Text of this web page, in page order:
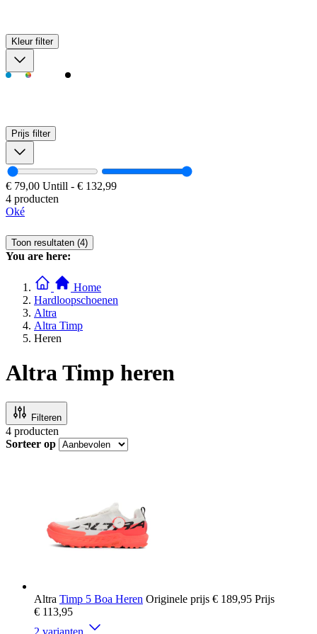
Kleur filter
Prijs filter
€ 79,00 Untill - € 132,99
4 producten
Oké
Toon resultaten (4)
You are here:
Home
Hardloopschoenen
Altra
Altra Timp
Heren
Altra Timp heren
Filteren
4 producten
Sorteer op
Altra Timp 5 Boa Heren Originele prijs € 189,95 Prijs
€ 113,95
2 varianten